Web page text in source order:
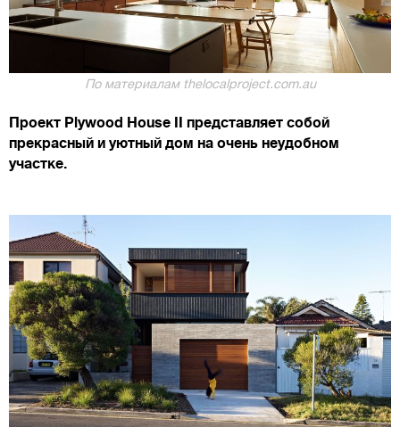
По материалам thelocalproject.com.au
Проект Plywood House II представляет собой
прекрасный и уютный дом на очень неудобном
участке.